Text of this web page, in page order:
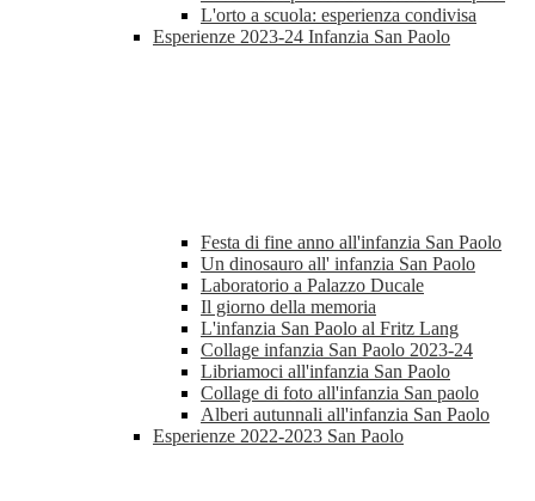
L'orto a scuola: esperienza condivisa
Esperienze 2023-24 Infanzia San Paolo
Festa di fine anno all'infanzia San Paolo
Un dinosauro all' infanzia San Paolo
Laboratorio a Palazzo Ducale
Il giorno della memoria
L'infanzia San Paolo al Fritz Lang
Collage infanzia San Paolo 2023-24
Libriamoci all'infanzia San Paolo
Collage di foto all'infanzia San paolo
Alberi autunnali all'infanzia San Paolo
Esperienze 2022-2023 San Paolo